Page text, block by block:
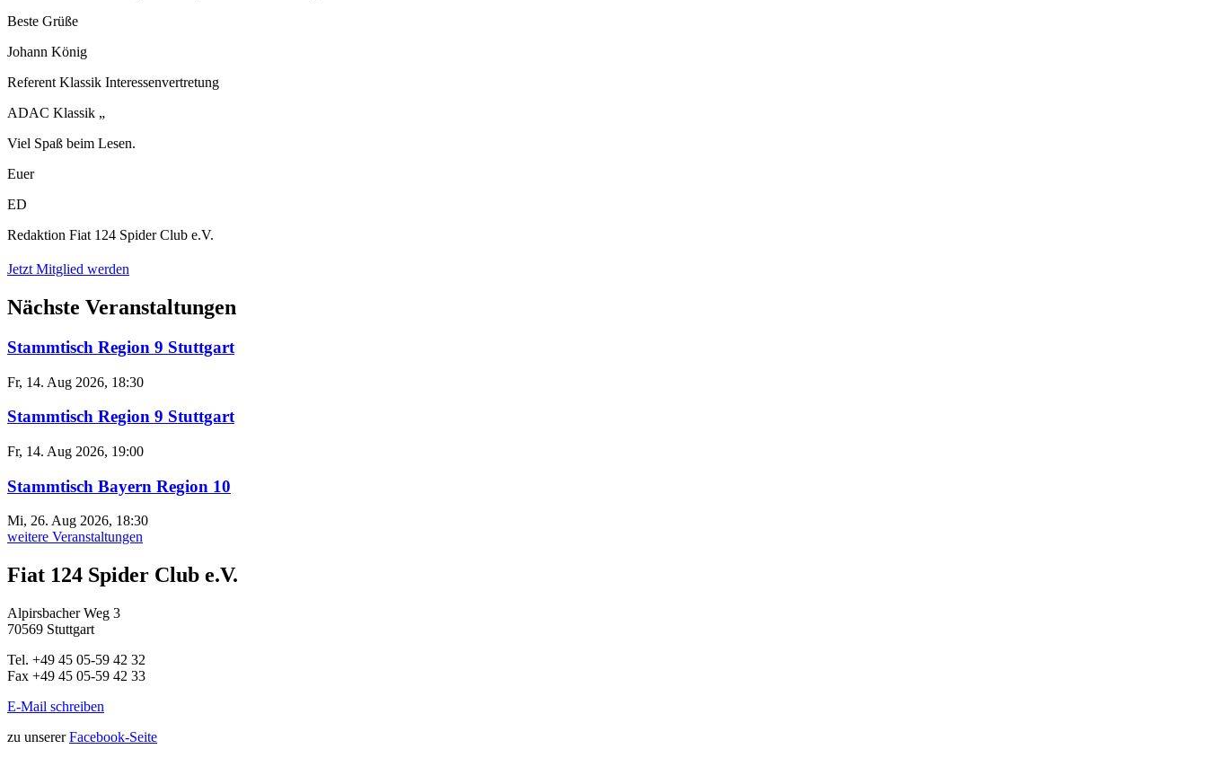
Beste Grüße
Johann König
Referent Klassik Interessenvertretung
ADAC Klassik „
Viel Spaß beim Lesen.
Euer
ED
Redaktion Fiat 124 Spider Club e.V.
Jetzt Mitglied werden
Nächste Veranstaltungen
Stammtisch Region 9 Stuttgart
Fr, 14. Aug 2026, 18:30
Stammtisch Region 9 Stuttgart
Fr, 14. Aug 2026, 19:00
Stammtisch Bayern Region 10
Mi, 26. Aug 2026, 18:30
weitere Veranstaltungen
Fiat 124 Spider Club e.V.
Alpirsbacher Weg 3
70569 Stuttgart
Tel. +49 45 05-59 42 32
Fax +49 45 05-59 42 33
E-Mail schreiben
zu unsererFacebook-Seite